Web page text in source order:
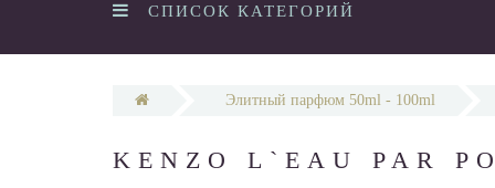
СПИСОК КАТЕГОРИЙ
Элитный парфюм 50ml - 100ml
KENZO L`EAU PAR